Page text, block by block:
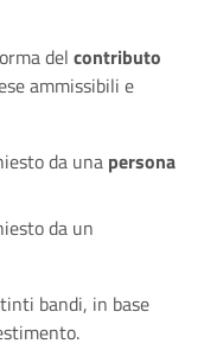
del contributo
ammissibili e
da una persona
da un
bandi, in base